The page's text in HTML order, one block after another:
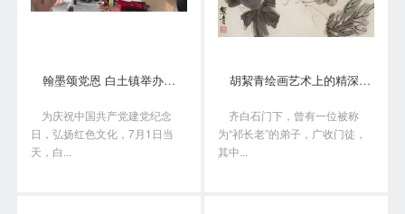
翰墨颂党恩 白土镇举办书画笔会庆“七一”
为庆祝中国共产党建党纪念
日，弘扬红色文化，7月1日当
天，白...
胡絜青绘画艺术上的精深造诣从何而来?
齐白石门下，曾有一位被称
为“祁长老”的弟子，广收门徒，
其中...